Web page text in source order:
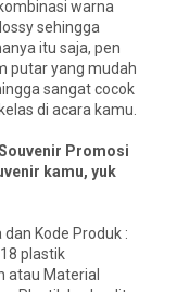
warna
sehingga
itu saja, pen
putar yang mudah
sangat cocok
di acara kamu.
Promosi
kamu, yuk
dan Kode Produk :
plastik
atau Material